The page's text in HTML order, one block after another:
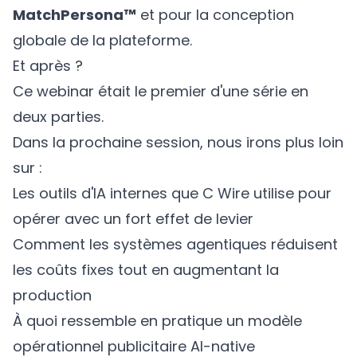
MatchPersona™ et pour la conception
globale de la plateforme.
Et après ?
Ce webinar était le premier d'une série en
deux parties.
Dans la prochaine session, nous irons plus loin
sur :
Les outils d'IA internes que C Wire utilise pour
opérer avec un fort effet de levier
Comment les systèmes agentiques réduisent
les coûts fixes tout en augmentant la
production
À quoi ressemble en pratique un modèle
opérationnel publicitaire AI-native